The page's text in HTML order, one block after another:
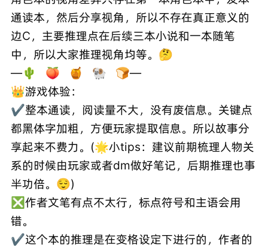
通读本，然后分享视角，所以不存在真正意义的
边C，主要推理点在后续三本小说和一本随笔
中，所以大家推理视角均等。🤔
—🌵 🍑 🍯 🐏 🍞—
👑游戏体验：
✔️整本通读，阅读量不大，没有废信息。关键点
都黑体字加粗，方便玩家提取信息。所以故事分
享起来不费力。(🌟小tips：建议前期梳理人物关
系的时候由玩家或者dm做好笔记，后期推理也事
半功倍。😌)
❎作者文笔有点不太行，标点符号和主语会用
错。
✔️这个本的推理是在变格设定下进行的，作者的